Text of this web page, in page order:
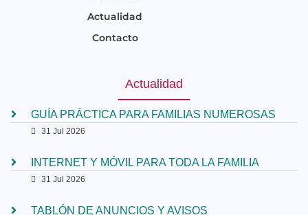
Actualidad
Contacto
Actualidad
GUÍA PRÁCTICA PARA FAMILIAS NUMEROSAS
31 Jul 2026
INTERNET Y MÓVIL PARA TODA LA FAMILIA
31 Jul 2026
TABLÓN DE ANUNCIOS Y AVISOS